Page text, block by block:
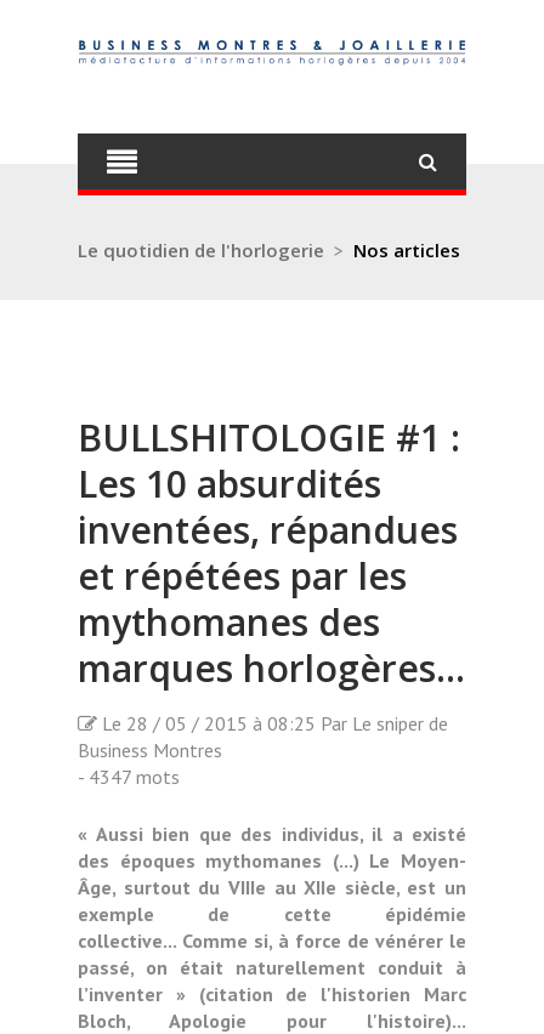
Le quotidien de l'horlogerie > Nos articles
BULLSHITOLOGIE #1 :
Les 10 absurdités
inventées, répandues
et répétées par les
mythomanes des
marques horlogères...
Le 28 / 05 / 2015 à 08:25 Par Le sniper de
Business Montres
- 4347 mots
« Aussi bien que des individus, il a existé
des époques mythomanes (...) Le Moyen-
Âge, surtout du VIIIe au XIIe siècle, est un
exemple de cette épidémie
collective... Comme si, à force de vénérer le
passé, on était naturellement conduit à
l’inventer » (citation de l'historien Marc
Bloch, Apologie pour l'histoire)...